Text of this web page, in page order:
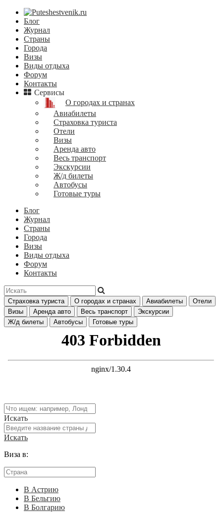
Блог
Журнал
Страны
Города
Визы
Виды отдыха
Форум
Контакты
Сервисы
О городах и странах
Авиабилеты
Страховка туриста
Отели
Визы
Аренда авто
Весь транспорт
Экскурсии
Ж/д билеты
Автобусы
Готовые туры
Блог
Журнал
Страны
Города
Визы
Виды отдыха
Форум
Контакты
Страховка туриста О городах и странах Авиабилеты
Отели
Визы
Аренда авто Весь транспорт
Экскурсии
Ж/д билеты
Автобусы Готовые туры
Искать
Искать
Виза в:
В Астрию
В Бельгию
В Болгарию